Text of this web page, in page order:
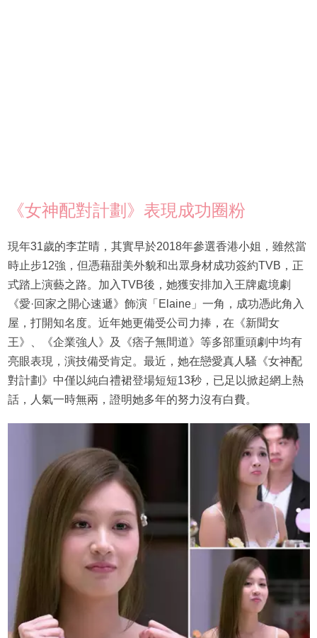
《女神配對計劃》表現成功圈粉
現年31歲的李芷晴，其實早於2018年參選香港小姐，雖然當
時止步12強，但憑藉甜美外貌和出眾身材成功簽約TVB，正
式踏上演藝之路。加入TVB後，她獲安排加入王牌處境劇
《愛·回家之開心速遞》飾演「Elaine」一角，成功憑此角入
屋，打開知名度。近年她更備受公司力捧，在《新聞女
王》、《企業強人》及《痞子無間道》等多部重頭劇中均有
亮眼表現，演技備受肯定。最近，她在戀愛真人騷《女神配
對計劃》中僅以純白禮裙登場短短13秒，已足以掀起網上熱
話，人氣一時無兩，證明她多年的努力沒有白費。